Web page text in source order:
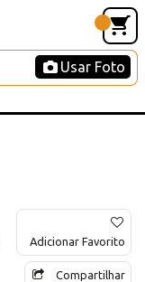
Usar Foto
Adicionar Favorito
Compartilhar